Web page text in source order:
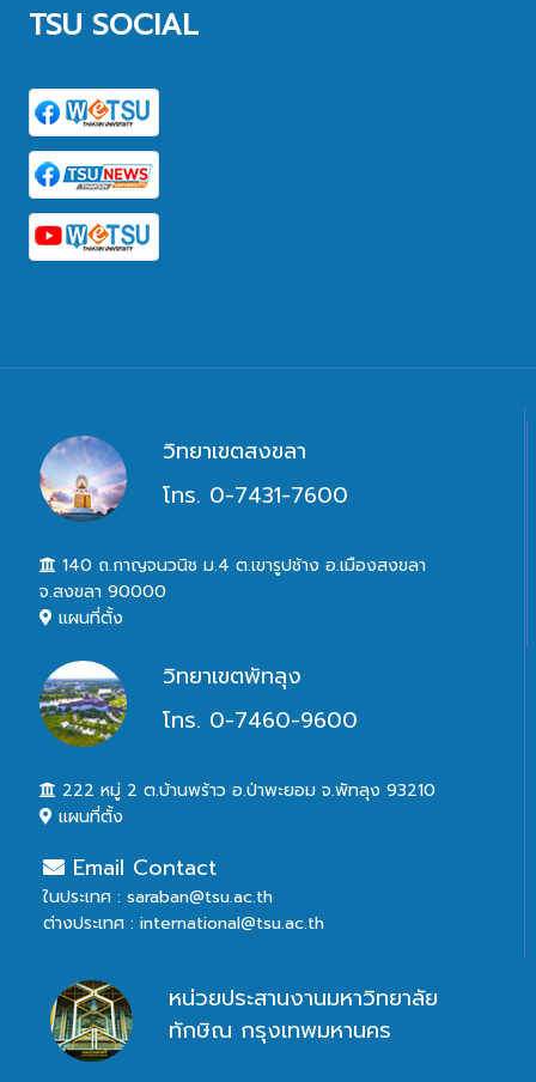
TSU SOCIAL
วิทยาเขตสงขลา
โทร. 0-7431-7600
140 ถ.กาญจนวนิช ม.4 ต.เขารูปช้าง อ.เมืองสงขลา
จ.สงขลา 90000
แผนที่ตั้ง
วิทยาเขตพัทลุง
โทร. 0-7460-9600
222 หมู่ 2 ต.บ้านพร้าว อ.ป่าพะยอม จ.พัทลุง 93210
แผนที่ตั้ง
Email Contact
ในประเทศ : saraban@tsu.ac.th
ต่างประเทศ : international@tsu.ac.th
หน่วยประสานงานมหาวิทยาลัย
ทักษิณ กรุงเทพมหานคร